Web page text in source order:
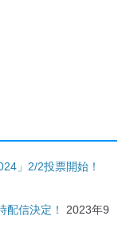
」2/2投票開始！
配信決定！
2023年9